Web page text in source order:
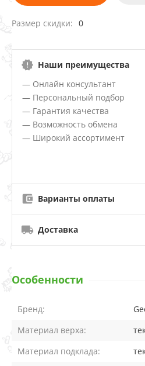
Размер скидки 0
Наши преимущества
— Онлайн консультант
— Персональный подбор
— Гарантия качества
— Возможность обмена
— Широкий ассортимент
Варианты оплаты
Доставка
Особенности
Бренд:
Материал верха:
Материал подклада: